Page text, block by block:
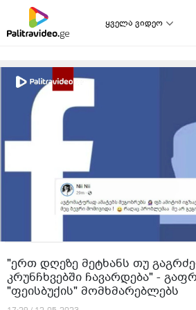
ყველა ვიდეო
"ერთ დღეზე მეტხანს თუ
კრუნჩხვებში ჩავარდება" -
"ფეისბუქის" მომხმარებლებს